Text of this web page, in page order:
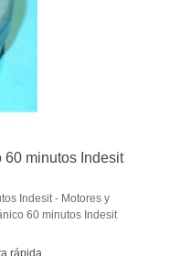
60 minutos Indesit
Indesit - Motores y
60 minutos Indesit
rápida